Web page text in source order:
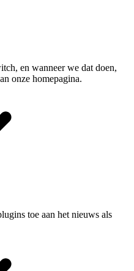
en wanneer we dat doen,
onze homepagina.
toe aan het nieuws als